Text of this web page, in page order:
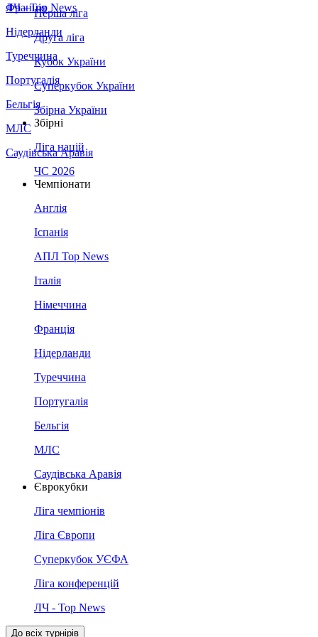
Франція
Нідерланди
Туреччина
Португалія
Бельгія
МЛС
Саудівська Аравія
ЛЧ - Top News
Перша ліга
Друга ліга
Кубок України
Суперкубок України
Збірна України
Збірні
Ліга націй
ЧС 2026
Чемпіонати
Англія
Іспанія
АПЛ Top News
Італія
Німеччина
Франція
Нідерланди
Туреччина
Португалія
Бельгія
МЛС
Саудівська Аравія
Єврокубки
Ліга чемпіонів
Ліга Європи
Суперкубок УЄФА
Ліга конференцій
ЛЧ - Top News
До всіх турнірів